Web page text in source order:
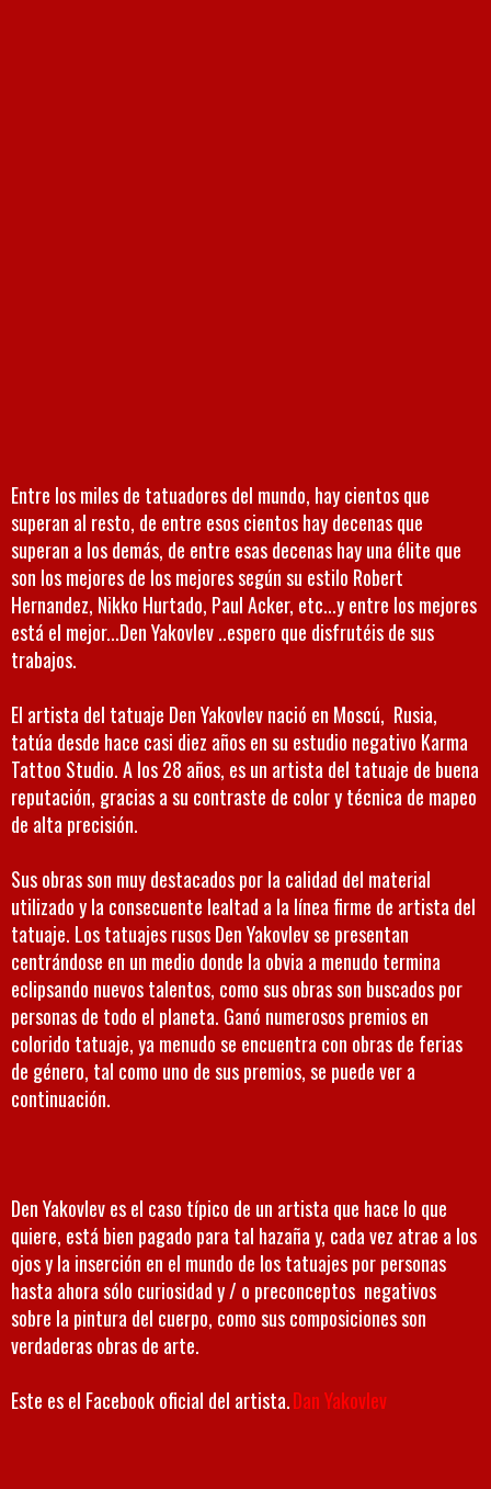
Entre los miles de tatuadores del mundo, hay cientos que
superan al resto, de entre esos cientos hay decenas que
superan a los demás, de entre esas decenas hay una élite que
son los mejores de los mejores según su estilo Robert
Hernandez, Nikko Hurtado, Paul Acker, etc...y entre los mejores
está el mejor...Den Yakovlev ..espero que disfrutéis de sus
trabajos.
El artista del tatuaje Den Yakovlev nació en Moscú, Rusia,
tatúa desde hace casi diez años en su estudio negativo Karma
Tattoo Studio. A los 28 años, es un artista del tatuaje de buena
reputación, gracias a su contraste de color y técnica de mapeo
de alta precisión.
Sus obras son muy destacados por la calidad del material
utilizado y la consecuente lealtad a la línea firme de artista del
tatuaje. Los tatuajes rusos Den Yakovlev se presentan
centrándose en un medio donde la obvia a menudo termina
eclipsando nuevos talentos, como sus obras son buscados por
personas de todo el planeta. Ganó numerosos premios en
colorido tatuaje, ya menudo se encuentra con obras de ferias
de género, tal como uno de sus premios, se puede ver a
continuación.
Den Yakovlev es el caso típico de un artista que hace lo que
quiere, está bien pagado para tal hazaña y, cada vez atrae a los
ojos y la inserción en el mundo de los tatuajes por personas
hasta ahora sólo curiosidad y / o preconceptos negativos
sobre la pintura del cuerpo, como sus composiciones son
verdaderas obras de arte.
Este es el Facebook oficial del artista.Dan Yakovlev